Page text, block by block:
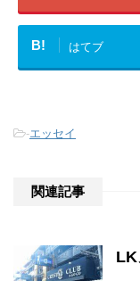
B! はてブ
-エッセイ
関連記事
LK